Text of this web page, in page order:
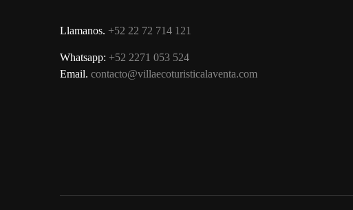
Llamanos. +52 22 72 714 121
Whatsapp: +52 2271 053 524
Email. contacto@villaecoturisticalaventa.com